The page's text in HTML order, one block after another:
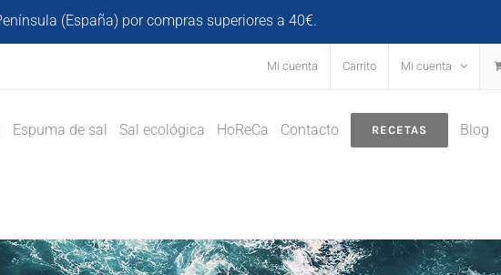
(España) por compras superiores a 40€.
Mi cuenta Carrito Mi cuenta
Espuma de sal Sal ecológica HoReCa Contacto RECETAS Blog